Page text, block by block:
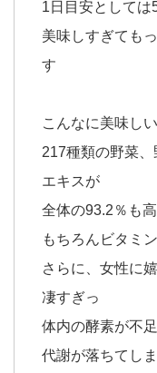
1日目安としては
美味しすぎても
す
こんなに美味し
217種類の野菜
エキスが
全体の93.2％も
もちろんビタミ
さらに、女性に
凄すぎっ
体内の酵素が不
代謝が落ちてし